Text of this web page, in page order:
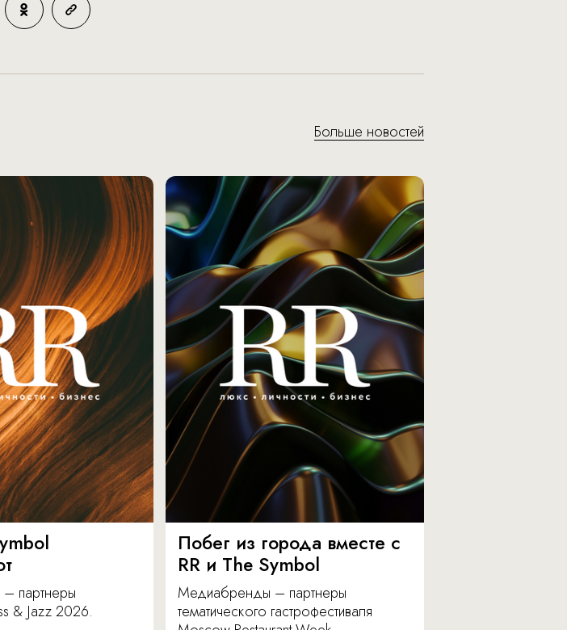
Больше новостей
партнеры
& Jazz 2026.
Побег из города вместе с
RR и The Symbol
Медиабренды – партнеры
тематического гастрофестиваля